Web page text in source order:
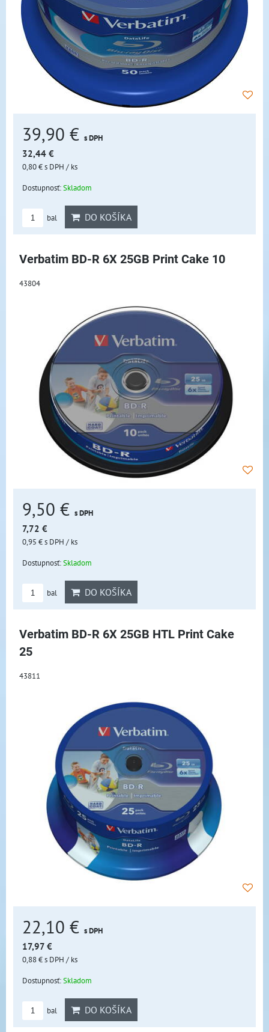
39,90 € s DPH
32,44 €
0,80 €s DPH / ks
Dostupnosť:Skladom
bal DO KOŠÍKA
Verbatim BD-R 6X 25GB Print Cake 10
43804
9,50 € s DPH
7,72 €
0,95 €s DPH / ks
Dostupnosť:Skladom
bal DO KOŠÍKA
Verbatim BD-R 6X 25GB HTL Print Cake
25
43811
22,10 € s DPH
17,97 €
0,88 €s DPH / ks
Dostupnosť:Skladom
bal DO KOŠÍKA